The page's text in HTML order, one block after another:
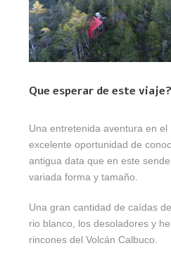
Que esperar de este viaje?
Una entretenida aventura en el
excelente oportunidad de
antigua data que en este
variada forma y tamaño.
Una gran cantidad de caídas
rio blanco, los desoladores y
rincones del Volcán Calbuco.